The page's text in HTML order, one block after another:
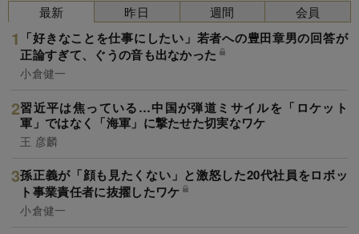
最新
「好きなことを仕事にしたい」若者への豊田章男の回答が
正論すぎて、ぐうの音も出なかった
小倉健一
習近平は焦っている…中国が弾道ミサイルを「ロケット
軍」ではなく「海軍」に撃たせた切実なワケ
王 彦麟
孫正義が「顔も見たくない」と激怒した20代社員をロボッ
ト事業責任者に抜擢したワケ
小倉健一
昨日 週間 会員